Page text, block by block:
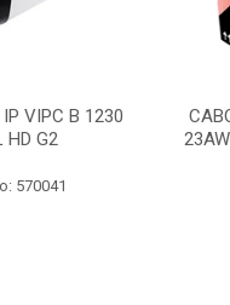
VIPC B 1230
HD G2
570041